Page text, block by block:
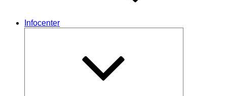
Infocenter